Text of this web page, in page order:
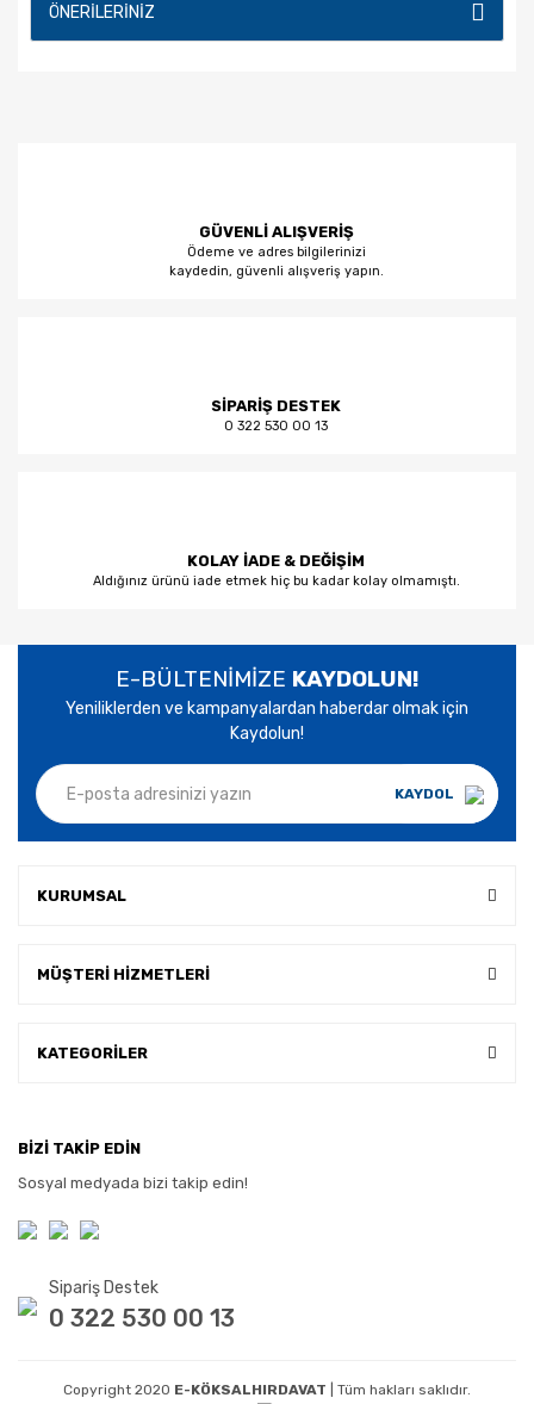
ÖNERILERINIZ
GÜVENLİ ALIŞVERİŞ
Ödeme ve adres bilgilerinizi
kaydedin, güvenli alışveriş yapın.
SİPARİŞ DESTEK
0 322 530 00 13
KOLAY İADE & DEĞİŞİM
Aldığınız ürünü iade etmek hiç bu kadar kolay olmamıştı.
E-BÜLTENİMİZE KAYDOLUN!
Yeniliklerden ve kampanyalardan haberdar olmak için
Kaydolun!
KAYDOL
KURUMSAL
MÜŞTERİ HİZMETLERİ
KATEGORİLER
BİZİ TAKİP EDİN
Sosyal medyada bizi takip edin!
Sipariş Destek
0 322 530 00 13
Copyright 2020 E-KÖKSALHIRDAVAT | Tüm hakları saklıdır.